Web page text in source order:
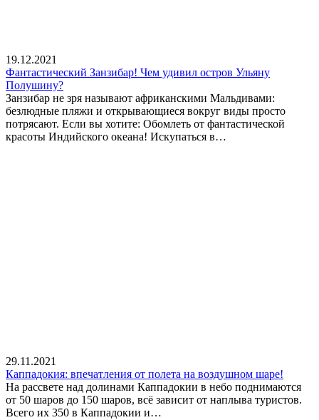
19.12.2021
Фантастический Занзибар! Чем удивил остров Ульяну
Полушину?
Занзибар не зря называют африканскими Мальдивами:
безлюдные пляжи и открывающиеся вокруг виды просто
потрясают. Если вы хотите: Обомлеть от фантастической
красоты Индийского океана! Искупаться в…
29.11.2021
Каппадокия: впечатления от полета на воздушном шаре!
На рассвете над долинами Каппадокии в небо поднимаются
от 50 шаров до 150 шаров, всё зависит от наплыва туристов.
Всего их 350 в Каппадокии и…